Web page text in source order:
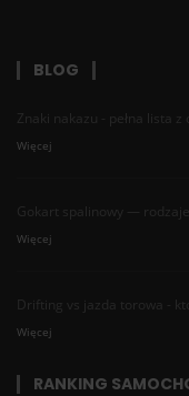
BLOG
Znaki nakazu - pełna lista
Więcej
Gokart spalinowy —
Więcej
Drifting vs jazda torowa -
Więcej
RANKING